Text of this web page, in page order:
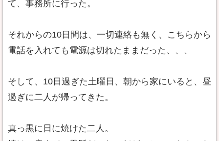
て、事務所に行った。
それからの10日間は、一切連絡も無く、こちらから
電話を入れても電源は切れたままだった、、、
そして、10日過ぎた土曜日、朝から家にいると、昼
過ぎに二人が帰ってきた。
真っ黒に日に焼けた二人。